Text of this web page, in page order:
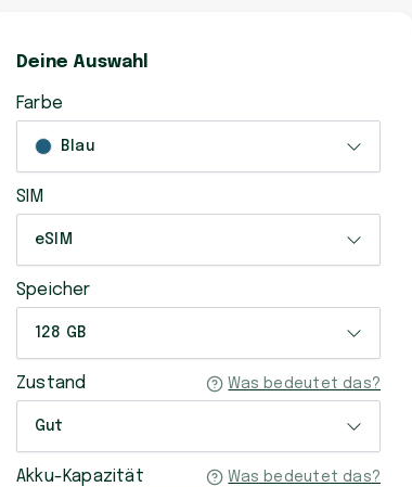
Deine Auswahl
Farbe
Blau
SIM
eSIM
Speicher
128 GB
Zustand Was bedeutet das?
Gut
Akku-Kapazität Was bedeutet das?